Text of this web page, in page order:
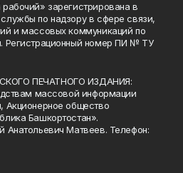
зарегистрирована в
по надзору в сфере связи,
и массовых коммуникаций по
Регистрационный номер ПИ № ТУ
ПЕЧАТНОГО ИЗДАНИЯ:
массовой информации
Акционерное общество
Башкортостан».
Анатольевич Матвеев. Телефон: